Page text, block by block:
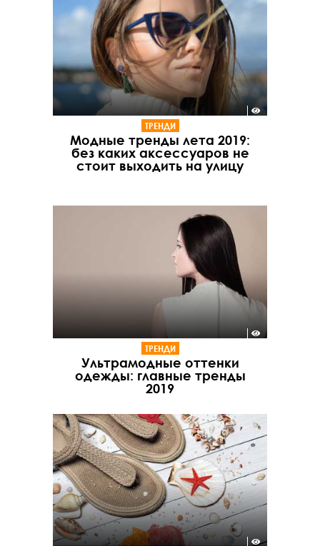
ТРЕНДИ
Модные тренды лета 2019:
без каких аксессуаров не
стоит выходить на улицу
ТРЕНДИ
Ультрамодные оттенки
одежды: главные тренды
2019